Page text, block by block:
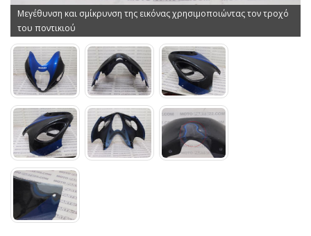
Μεγέθυνση και σμίκρυνση της εικόνας χρησιμοποιώντας τον τροχό
του ποντικιού